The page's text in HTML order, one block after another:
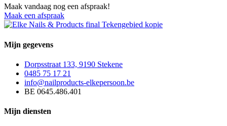
Maak vandaag nog een afspraak!
Maak een afspraak
Mijn gegevens
Dorpsstraat 133, 9190 Stekene
0485 75 17 21
info@nailproducts-elkepersoon.be
BE 0645.486.401
Mijn diensten